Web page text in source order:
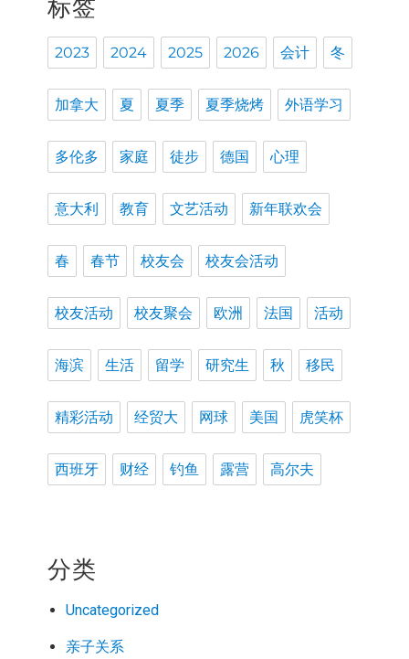
标签
2023 2024 2025 2026 会计 冬
加拿大 夏 夏季 夏季烧烤 外语学习
多伦多 家庭 徒步 德国 心理
意大利 教育 文艺活动 新年联欢会
春 春节 校友会 校友会活动
校友活动 校友聚会 欧洲 法国 活动
海滨 生活 留学 研究生 秋 移民
精彩活动 经贸大 网球 美国 虎笑杯
西班牙 财经 钓鱼 露营 高尔夫
分类
Uncategorized
亲子关系